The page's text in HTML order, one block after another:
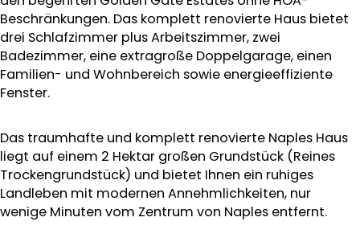
Beschränkungen. Das komplett renovierte Haus bietet
drei Schlafzimmer plus Arbeitszimmer, zwei
Badezimmer, eine extragroße Doppelgarage, einen
Familien- und Wohnbereich sowie energieeffiziente
Fenster.
Das traumhafte und komplett renovierte Naples Haus
liegt auf einem 2 Hektar großen Grundstück (Reines
Trockengrundstück) und bietet Ihnen ein ruhiges
Landleben mit modernen Annehmlichkeiten, nur
wenige Minuten vom Zentrum von Naples entfernt.